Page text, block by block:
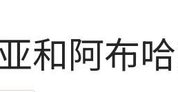
和阿布